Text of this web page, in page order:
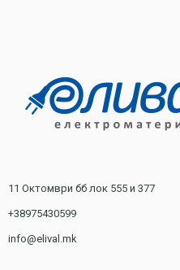
11 Октомври бб лок 555 и 377
+38975430599
info@elival.mk